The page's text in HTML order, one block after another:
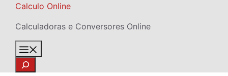
Skip
content
Calculo Online
Calculadoras e Conversores Online
Search